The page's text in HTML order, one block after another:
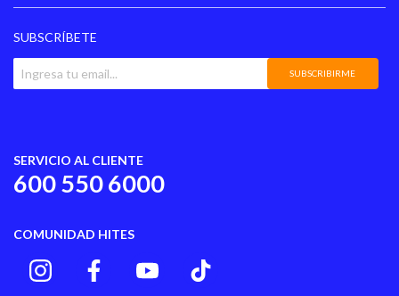
SUBSCRÍBETE
SUBSCRIBIRME
SERVICIO AL CLIENTE
600 550 6000
COMUNIDAD HITES